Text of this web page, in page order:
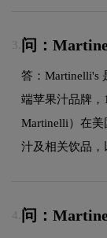
3. 问：
答：Martinelli's
端苹果汁品牌，
Martinelli）在
汁及相关饮品，
4. 问：